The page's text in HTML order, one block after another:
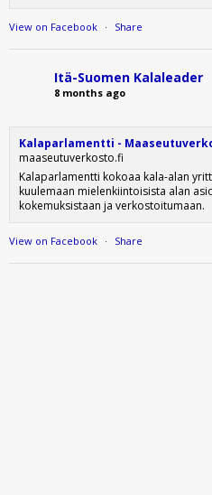
View on Facebook · Share
Itä-Suomen Kalaleader
8 months ago
Kalaparlamentti -
maaseutuverkosto.fi
Kalaparlamentti kokoaa kala-alan
kuulemaan mielenkiintoisista alan
kokemuksistaan ja verkostoitumaan.
View on Facebook · Share